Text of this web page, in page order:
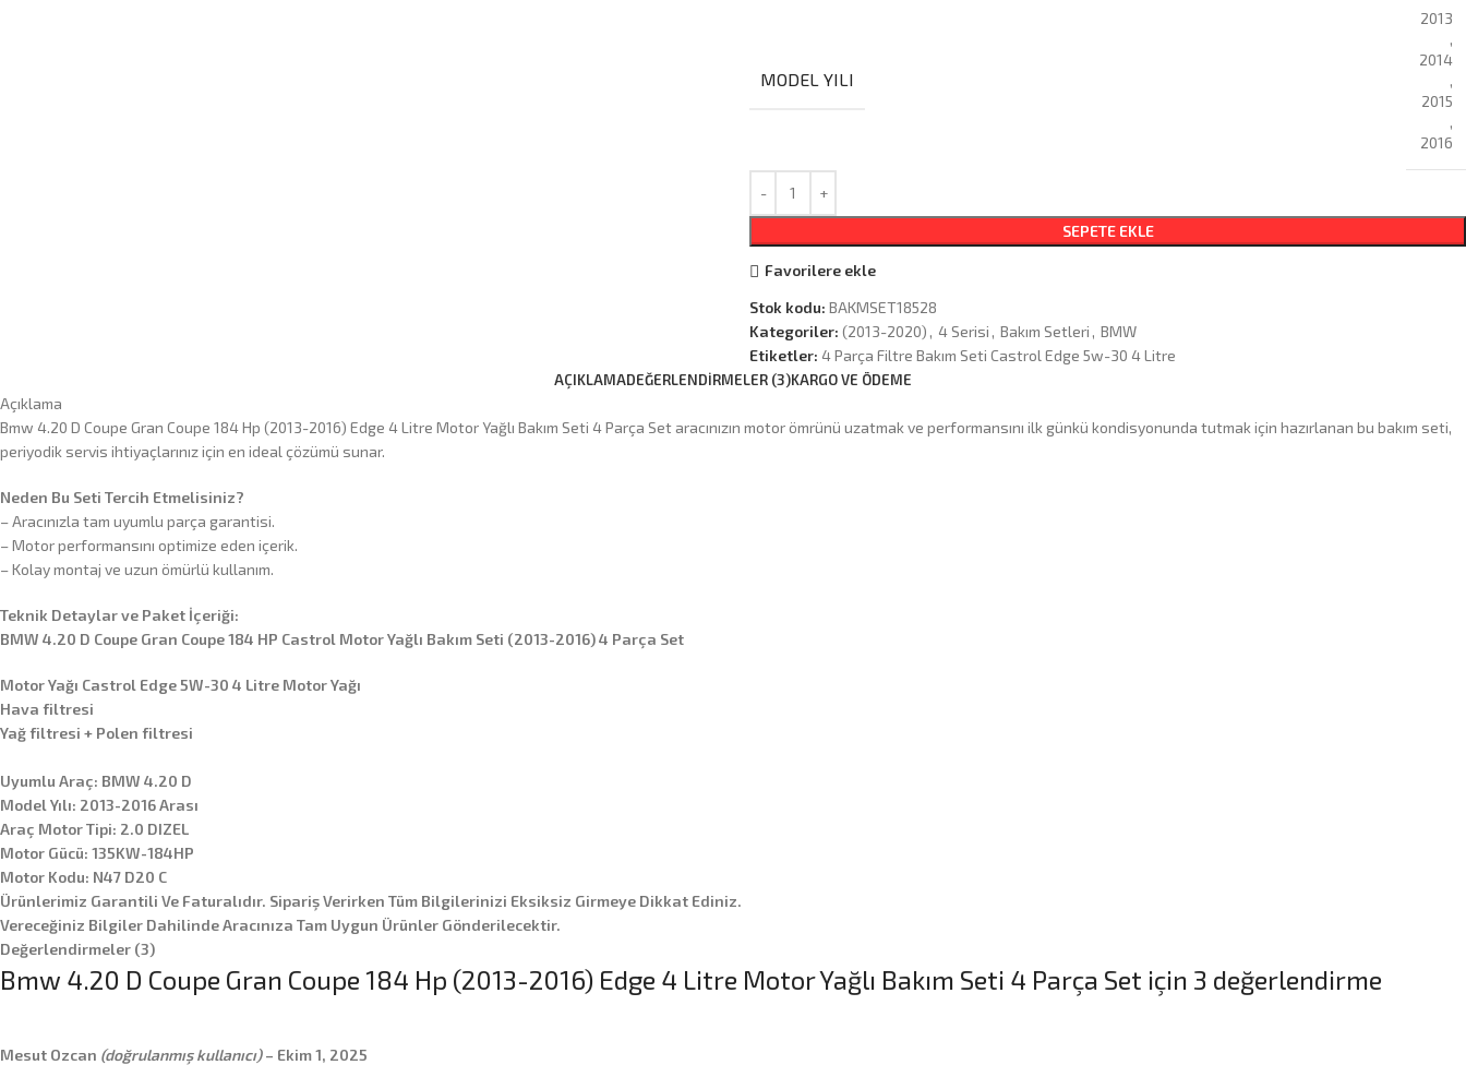
MODEL YILI
2013
,
2014
,
2015
,
2016
SEPETE EKLE
Favorilere ekle
Stok kodu: BAKMSET18528
Kategoriler: (2013-2020) , 4 Serisi , Bakım Setleri , BMW
Etiketler: 4 Parça Filtre Bakım Seti Castrol Edge 5w-30 4 Litre
AÇIKLAMADEĞERLENDIRMELER (3)KARGO VE ÖDEME
Açıklama
Bmw 4.20 D Coupe Gran Coupe 184 Hp (2013-2016) Edge 4 Litre Motor Yağlı Bakım Seti 4 Parça Set aracınızın motor ömrünü uzatmak ve performansını ilk günkü kondisyonunda tutmak için hazırlanan bu bakım seti,
periyodik servis ihtiyaçlarınız için en ideal çözümü sunar.
Neden Bu Seti Tercih Etmelisiniz?
– Aracınızla tam uyumlu parça garantisi.
– Motor performansını optimize eden içerik.
– Kolay montaj ve uzun ömürlü kullanım.
Teknik Detaylar ve Paket İçeriği:
BMW 4.20 D Coupe Gran Coupe 184 HP Castrol Motor Yağlı Bakım Seti (2013-2016) 4 Parça Set
Motor Yağı Castrol Edge 5W-30 4 Litre Motor Yağı
Hava filtresi
Yağ filtresi + Polen filtresi
Uyumlu Araç: BMW 4.20 D
Model Yılı: 2013-2016 Arası
Araç Motor Tipi: 2.0 DIZEL
Motor Gücü: 135KW-184HP
Motor Kodu: N47 D20 C
Ürünlerimiz Garantili Ve Faturalıdır. Sipariş Verirken Tüm Bilgilerinizi Eksiksiz Girmeye Dikkat Ediniz.
Vereceğiniz Bilgiler Dahilinde Aracınıza Tam Uygun Ürünler Gönderilecektir.
Değerlendirmeler (3)
Bmw 4.20 D Coupe Gran Coupe 184 Hp (2013-2016) Edge 4 Litre Motor Yağlı Bakım Seti 4 Parça Set için 3 değerlendirme
Mesut Ozcan (doğrulanmış kullanıcı) – Ekim 1, 2025